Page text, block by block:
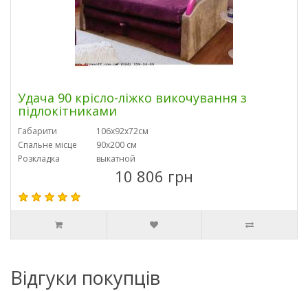
Удача 90 крісло-ліжко викочування з
підлокітниками
Габарити
106х92х72см
Спальне місце
90х200 см
Розкладка
выкатной
10 806 грн
Відгуки покупців